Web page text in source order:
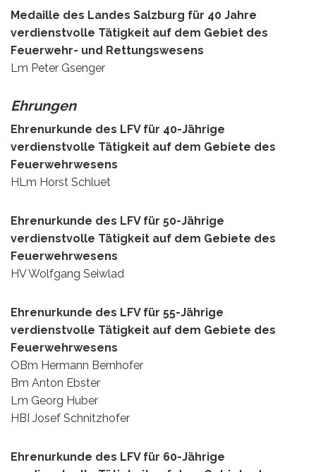
Medaille des Landes Salzburg für 40 Jahre
verdienstvolle Tätigkeit auf dem Gebiet des
Feuerwehr- und Rettungswesens
Lm Peter Gsenger
Ehrungen
Ehrenurkunde des LFV für 40-Jährige
verdienstvolle Tätigkeit auf dem Gebiete des
Feuerwehrwesens
HLm Horst Schluet
Ehrenurkunde des LFV für 50-Jährige
verdienstvolle Tätigkeit auf dem Gebiete des
Feuerwehrwesens
HV Wolfgang Seiwlad
Ehrenurkunde des LFV für 55-Jährige
verdienstvolle Tätigkeit auf dem Gebiete des
Feuerwehrwesens
OBm Hermann Bernhofer
Bm Anton Ebster
Lm Georg Huber
HBI Josef Schnitzhofer
Ehrenurkunde des LFV für 60-Jährige